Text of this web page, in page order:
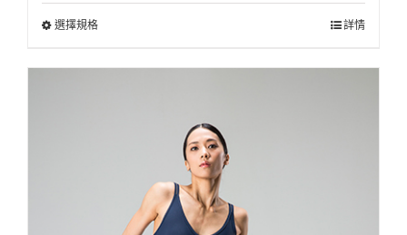
選擇規格 詳情